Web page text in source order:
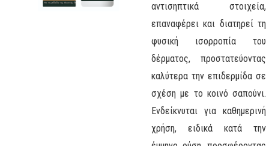
αντισηπτικά στοιχεία,
επαναφέρει και διατηρεί τη
φυσική ισορροπία του
δέρματος, προστατεύοντας
καλύτερα την επιδερμίδα σε
σχέση με το κοινό σαπούνι.
Ενδείκνυται για καθημερινή
χρήση, ειδικά κατά την